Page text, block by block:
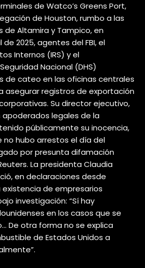
de Watco’s Greens Port,
de Houston, rumbo a las
de Altamira y Tampico, en
de 2025, agentes del FBI, el
Internos (IRS) y el
Nacional (DHS)
de cateo en las oficinas centrales
asegurar registros de exportación
Su director ejecutivo,
apoderados legales de la
públicamente su inocencia,
no hubo arrestos el día del
por presunta difamación
La presidenta Claudia
en declaraciones desde
existencia de empresarios
investigación: “Sí hay
en los casos que se
De otra forma no se explica
de Estados Unidos a